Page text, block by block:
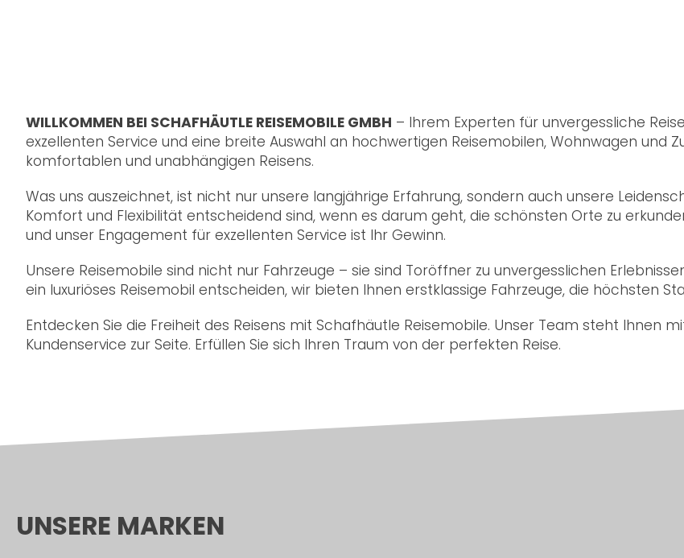
WILLKOMMEN BEI SCHAFHÄUTLE REISEMOBILE GMBH – Ihrem Experten für unvergessliche
exzellenten Service und eine breite Auswahl an hochwertigen Reisemobilen, Wohnwagen und
komfortablen und unabhängigen Reisens.
Was uns auszeichnet, ist nicht nur unsere langjährige Erfahrung, sondern auch unsere
Komfort und Flexibilität entscheidend sind, wenn es darum geht, die schönsten Orte zu
und unser Engagement für exzellenten Service ist Ihr Gewinn.
Unsere Reisemobile sind nicht nur Fahrzeuge – sie sind Toröffner zu unvergesslichen
ein luxuriöses Reisemobil entscheiden, wir bieten Ihnen erstklassige Fahrzeuge, die höchsten
Entdecken Sie die Freiheit des Reisens mit Schafhäutle Reisemobile. Unser Team steht Ihnen
Kundenservice zur Seite. Erfüllen Sie sich Ihren Traum von der perfekten Reise.
UNSERE MARKEN